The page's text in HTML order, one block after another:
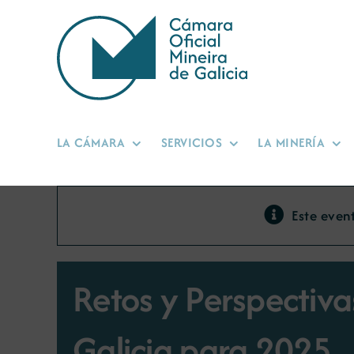
contenido
LA CÁMARA SERVICIOS LA MINERÍA
Este
Retos y